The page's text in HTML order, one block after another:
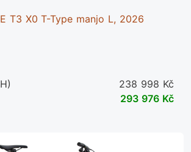
T3 X0 T-Type manjo L, 2026
238 998 Kč
293 976 Kč